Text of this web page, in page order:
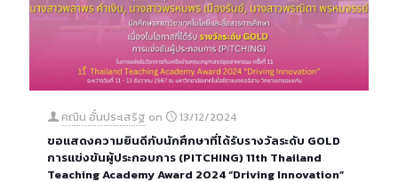
คณิน อั๋นประเสริฐ on
13/12/2024
ขอแสดงความยินดีกับนักศึกษาที่ได้รับรางวัลระดับ GOLD
การแข่งขันผู้ประกอบการ (PITCHING) 11th Thailand
Teaching Academy Award 2024 “Driving Innovation”